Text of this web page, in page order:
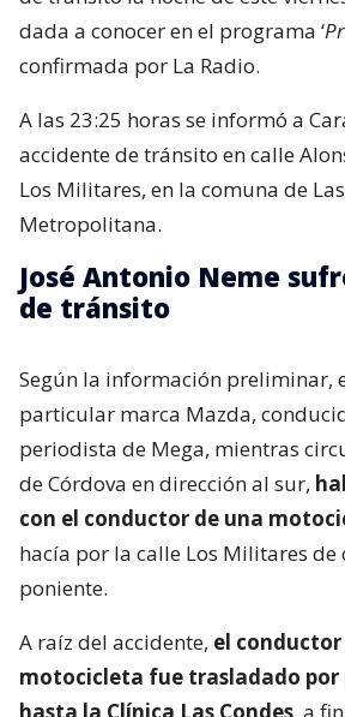
dada a conocer en el programa ‘
confirmada por La Radio.
A las 23:25 horas se informó a
accidente de tránsito en calle
Los Militares, en la comuna de
Metropolitana.
José Antonio Neme
de tránsito
Según la información preliminar,
particular marca Mazda,
periodista de Mega, mientras
de Córdova en dirección al sur,
con el conductor de una
hacía por la calle Los Militares de
poniente.
A raíz del accidente, el conductor
motocicleta fue trasladado por
hasta la Clínica Las Condes, a